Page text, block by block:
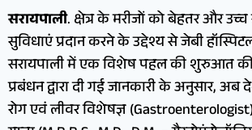
सरायपाली. क्षेत्र के मरीजों को बेहतर और उच्च
सुविधाएं प्रदान करने के उद्देश्य से जेबी
सरायपाली में एक विशेष पहल की शुरुआत
प्रबंधन द्वारा दी गई जानकारी के अनुसार, अब
रोग एवं लीवर विशेषज्ञ